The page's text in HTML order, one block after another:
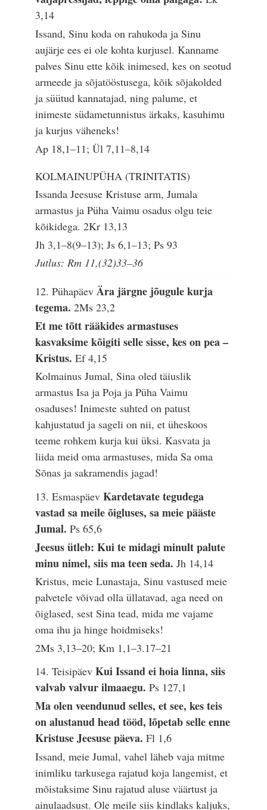
3,14
Issand, Sinu koda on rahukoda ja Sinu
aujärje ees ei ole kohta kurjusel. Kanname
palves Sinu ette kõik inimesed, kes on seotud
armeede ja sõjatööstusega, kõik sõjakolded
ja süütud kannatajad, ning palume, et
inimeste südametunnistus ärkaks, kasuhimu
ja kurjus väheneks!
Ap 18,1–11; Ül 7,11–8,14
KOLMAINUPÜHA (TRINITATIS)
Issanda Jeesuse Kristuse arm, Jumala
armastus ja Püha Vaimu osadus olgu teie
kõikidega.2Kr 13,13
Jh 3,1–8(9–13); Js 6,1–13; Ps 93
Jutlus: Rm 11,(32)33–36
12. PühapäevÄra järgne jõugule kurja
tegema.2Ms 23,2
Et me tõtt rääkides armastuses
kasvaksime kõigiti selle sisse, kes on pea –
Kristus.Ef 4,15
Kolmainus Jumal, Sina oled täiuslik
armastus Isa ja Poja ja Püha Vaimu
osaduses! Inimeste suhted on patust
kahjustatud ja sageli on nii, et üheskoos
teeme rohkem kurja kui üksi. Kasvata ja
liida meid oma armastuses, mida Sa oma
Sõnas ja sakramendis jagad!
13. EsmaspäevKardetavate tegudega
vastad sa meile õigluses, sa meie pääste
Jumal.Ps 65,6
Jeesus ütleb: Kui te midagi minult palute
minu nimel, siis ma teen seda.Jh 14,14
Kristus, meie Lunastaja, Sinu vastused meie
palvetele võivad olla üllatavad, aga need on
õiglased, sest Sina tead, mida me vajame
oma ihu ja hinge hoidmiseks!
2Ms 3,13–20; Km 1,1–3.17–21
14. TeisipäevKui Issand ei hoia linna, siis
valvab valvur ilmaaegu.Ps 127,1
Ma olen veendunud selles, et see, kes teis
on alustanud head tööd, lõpetab selle enne
Kristuse Jeesuse päeva.Fl 1,6
Issand, meie Jumal, vahel läheb vaja mitme
inimliku tarkusega rajatud koja langemist, et
mõistaksime Sinu rajatud aluse väärtust ja
ainulaadsust. Ole meile siis kindlaks kaljuks,